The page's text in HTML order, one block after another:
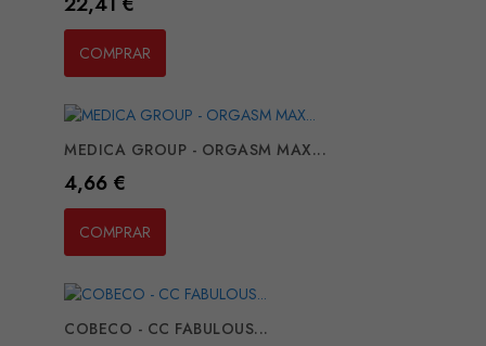
COMPRAR
MEDICA GROUP - ORGASM MAX...
Preço
4,66 €
COMPRAR
COBECO - CC FABULOUS...